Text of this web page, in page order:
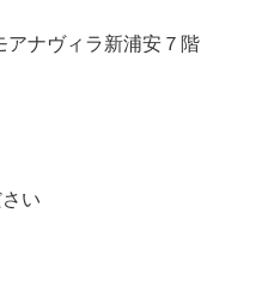
ナヴィラ新浦安７階
い